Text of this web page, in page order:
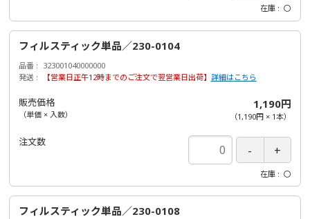
在庫 〇
フィルスティック単品／230-0104
品番
323001040000000
発送
【営業日正午12時までのご注文で翌営業日出荷】 詳細はこちら
販売価格
（単価 × 入数）
1,190円
（1,190円× 1本）
注文数
在庫 〇
フィルスティック単品／230-0108